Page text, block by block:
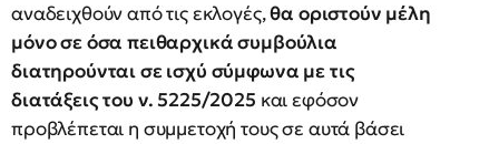
αναδειχθούν από τις εκλογές,θα οριστούν μέλη
μόνο σε όσα πειθαρχικά συμβούλια
διατηρούνται σε ισχύ σύμφωνα με τις
διατάξεις του ν. 5225/2025 και εφόσον
προβλέπεται η συμμετοχή τους σε αυτά βάσει